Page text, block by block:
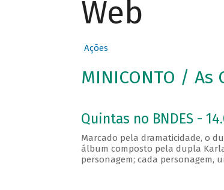
Web
Ações
MINICONTO /
Quintas no BNDES -
Marcado pela dramaticidade, o
álbum composto pela dupla
personagem; cada personagem,